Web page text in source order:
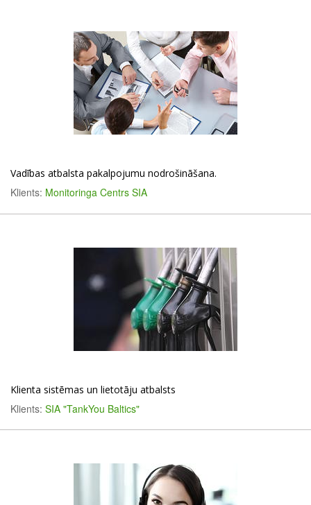
Vadības atbalsta pakalpojumu nodrošināšana.
Klients: Monitoringa Centrs SIA
Klienta sistēmas un lietotāju atbalsts
Klients: SIA "TankYou Baltics"